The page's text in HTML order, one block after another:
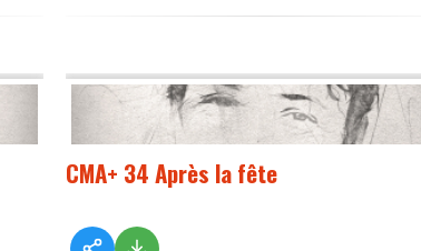
CMA+ 34 Après la fête